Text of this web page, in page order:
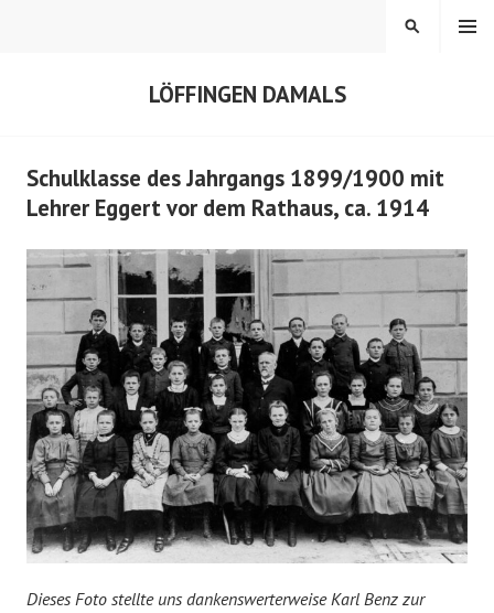
LÖFFINGEN DAMALS
MENÜ
SUCHEN
Schulklasse des Jahrgangs 1899/1900 mit
Lehrer Eggert vor dem Rathaus, ca. 1914
Dieses Foto stellte uns dankenswerterweise Karl Benz zur